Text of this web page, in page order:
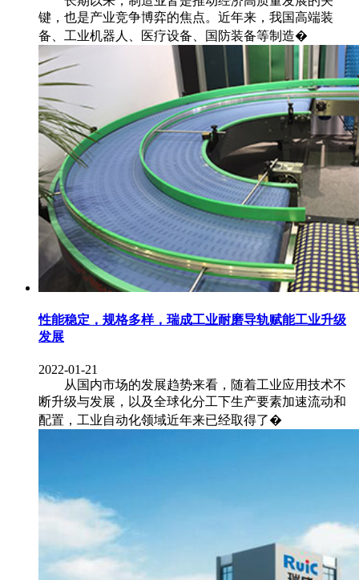
键，也是产业竞争博弈的焦点。近年来，我国高端装
备、工业机器人、医疗设备、国防装备等制造�
性能稳定，规格多样，瑞成工业耐磨导轨赋能工业升级
发展
2022-01-21
从国内市场的发展趋势来看，随着工业应用技术不
断升级与发展，以及全球化分工下生产要素加速流动和
配置，工业自动化领域近年来已经取得了�